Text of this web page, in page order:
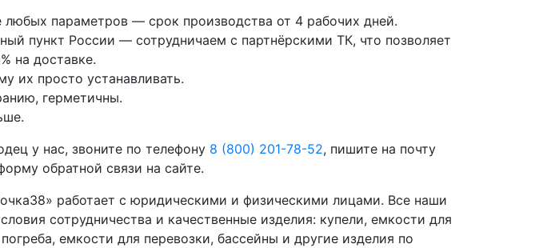
любых параметров — срок производства от 4 рабочих дней.
пункт России — сотрудничаем с партнёрскими ТК, что позволяет
на доставке.
их просто устанавливать.
герметичны.
у нас, звоните по телефону 8 (800) 201-78-52, пишите на почту
обратной связи на сайте.
работает с юридическими и физическими лицами. Все наши
сотрудничества и качественные изделия: купели, емкости для
емкости для перевозки, бассейны и другие изделия по